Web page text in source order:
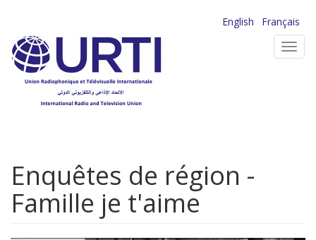
contenu
principal
English
Français
Enquêtes de région -
Famille je t'aime